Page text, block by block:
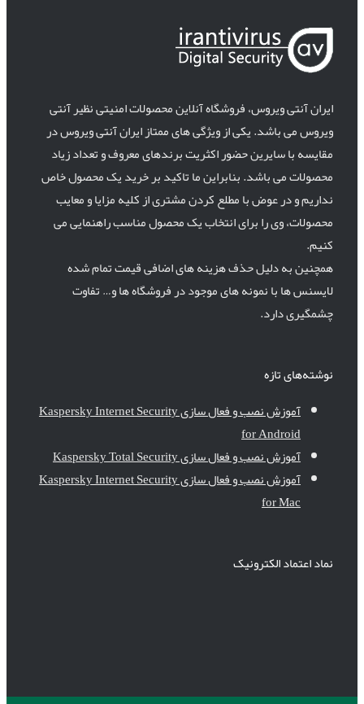
ایران آنتی ویروس، فروشگاه آنلاین محصولات امنیتی نظیر آنتی
ویروس می باشد. یکی از ویژگی های ممتاز ایران آنتی ویروس در
مقایسه با سایرین حضور اکثریت برندهای معروف و تعداد زیاد
محصولات می باشد. بنابراین ما تاکید بر خرید یک محصول خاص
نداریم و در عوض با مطلع کردن مشتری از کلیه مزایا و معایب
محصولات، وی را برای انتخاب یک محصول مناسب راهنمایی می
کنیم.
همچنین به دلیل حذف هزینه های اضافی قیمت تمام شده
لایسنس ها با نمونه های موجود در فروشگاه ها و… تفاوت
چشمگیری دارد.
نوشته‌های تازه
آموزش نصب و فعال سازی Kaspersky Internet Security
for Android
آموزش نصب و فعال سازی Kaspersky Total Security
آموزش نصب و فعال سازی Kaspersky Internet Security
for Mac
نماد اعتماد الکترونیک